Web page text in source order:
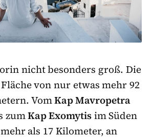
nicht besonders groß. Die
von nur etwas mehr 92
VomKap Mavropetra
zumKap Exomytisim Süden
als 17 Kilometer, an